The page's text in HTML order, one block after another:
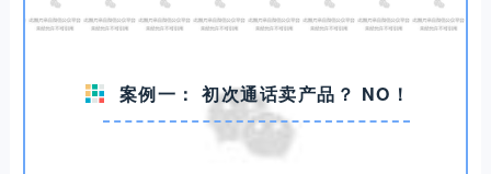
案例一：初次通话卖产品？ NO！